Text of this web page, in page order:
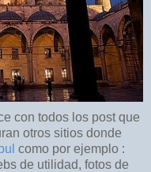
con todos los post que
otros sitios donde
como por ejemplo :
de utilidad, fotos de